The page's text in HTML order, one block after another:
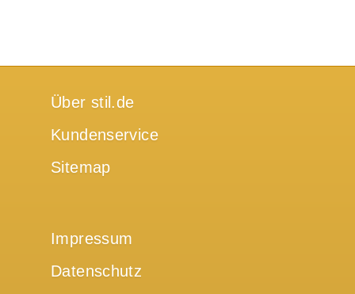
Über stil.de
Kundenservice
Sitemap
Impressum
Datenschutz